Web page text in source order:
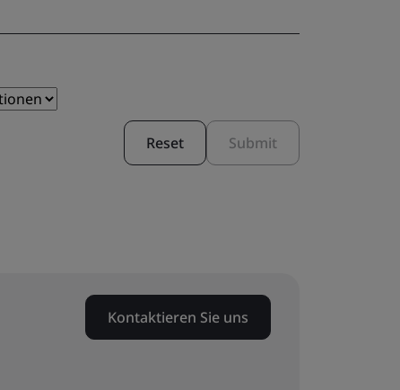
Reset Submit
Kontaktieren Sie uns